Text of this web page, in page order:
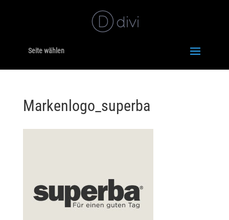
Seite wählen
Markenlogo_superba